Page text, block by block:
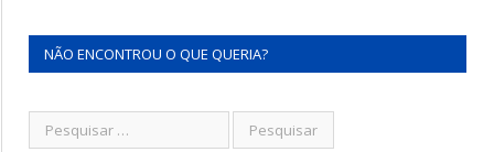
NÃO ENCONTROU O QUE QUERIA?